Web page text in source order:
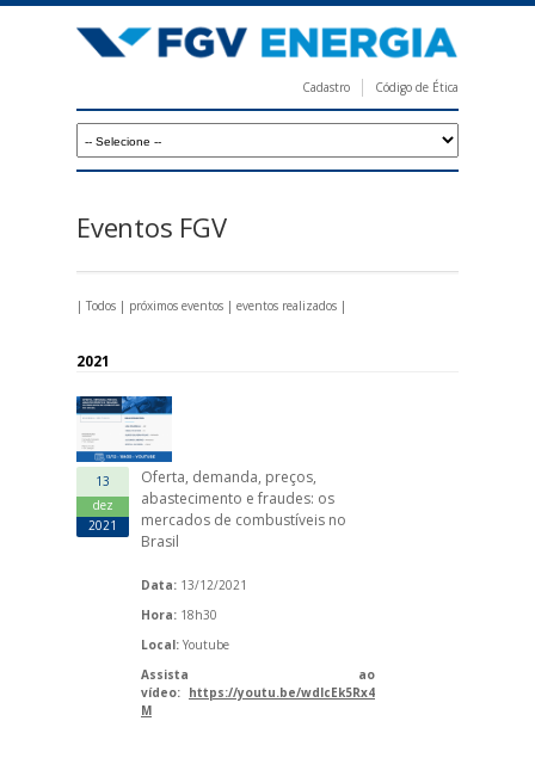
para
principal
V
r
a
Cadastro Código de Ética
Eventos FGV
| Todos | próximos eventos | eventos realizados |
2021
13
dez
2021
Oferta, demanda, preços,
abastecimento e fraudes: os
mercados de combustíveis no
Brasil
Data: 13/12/2021
Hora: 18h30
Local: Youtube
Assista ao
vídeo: https://youtu.be/wdlcEk5Rx4
M